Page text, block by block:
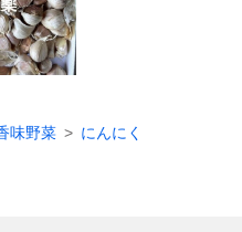
味野菜 にんにく